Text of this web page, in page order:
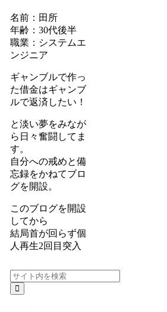
名前：田所
年齢：30代後半
職業：システムエ
ンジニア
ギャンブルで作っ
た借金はギャンブ
ルで返済したい！
と淡い夢をみなが
ら日々奮闘してま
す。
自分への戒めと備
忘録をかねてブロ
グを開設。
このブログを開設
してから
結局首が回らず個
人再生2回目突入